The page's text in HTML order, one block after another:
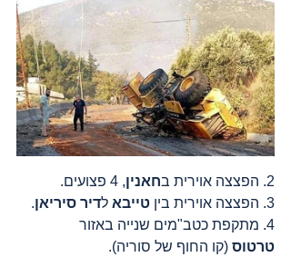
2. הפצצה אוירית ב חאנין, 4 פצועים.
3. הפצצה אוירית בין
טייבא לדיר סיריאן.
4. מתקפת כטב"מים שנייה באזור
טרטוס (קו החוף של סוריה).